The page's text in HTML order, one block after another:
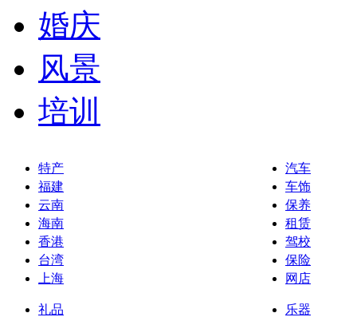
婚庆
风景
培训
特产
福建
云南
海南
香港
台湾
上海
礼品
汽车
车饰
保养
租赁
驾校
保险
网店
乐器